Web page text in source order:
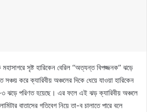
সৃষ্ট হারিকেন বেরিল ‘‘অত্যন্ত বিপজ্জনক’’ ঝড়ে
করে ক্যারিবীয় অঞ্চলের দিকে ধেয়ে যাওয়া হারিকেন
৩ ঝড়ে পরিণত হয়েছে। এর ফলে এই ঝড় ক্যারিবীয় অঞ্চলে
বাতাসের গতিবেগ নিয়ে তা-ব চালাতে পারে বলে